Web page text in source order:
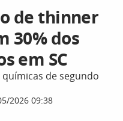
de thinner
30% dos
em SC
de segundo
2026 09:38